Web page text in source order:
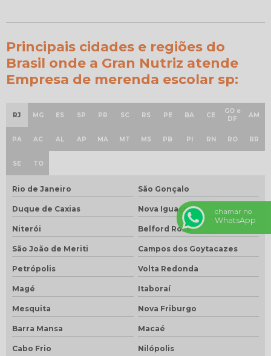
Principais cidades e regiões do
Brasil onde a Gran Nutriz atende
Empresa de merenda escolar sp:
RJ MG ES SP PR SC RS PE BA CE
GO e
DF
AM
PA AC AL AP MA MT MS PB PI RN RO RR
SE TO
Rio de Janeiro São Gonçalo
Duque de Caxias Nova Iguaçu
Niterói Belford Roxo
São João de Meriti Campos dos Goytacazes
Petrópolis Volta Redonda
Magé Itaboraí
Mesquita Nova Friburgo
Barra Mansa Macaé
Cabo Frio Nilópolis
chamar no
WhatsApp